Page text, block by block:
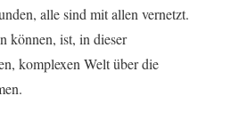
alle sind mit allen vernetzt.
können, ist, in dieser
komplexen Welt über die